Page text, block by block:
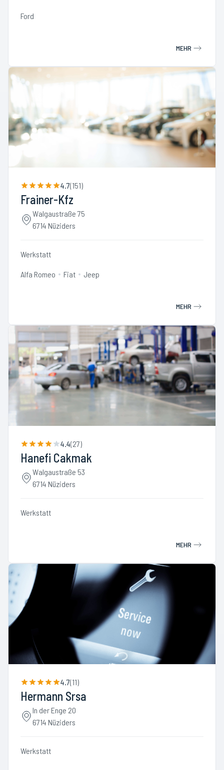
Ford
MEHR
4.7(151)
Frainer-Kfz
Walgaustraße 75
6714 Nüziders
Werkstatt
Alfa Romeo Fiat Jeep
MEHR
4.4(27)
Hanefi Cakmak
Walgaustraße 53
6714 Nüziders
Werkstatt
MEHR
4.7(11)
Hermann Srsa
In der Enge 20
6714 Nüziders
Werkstatt